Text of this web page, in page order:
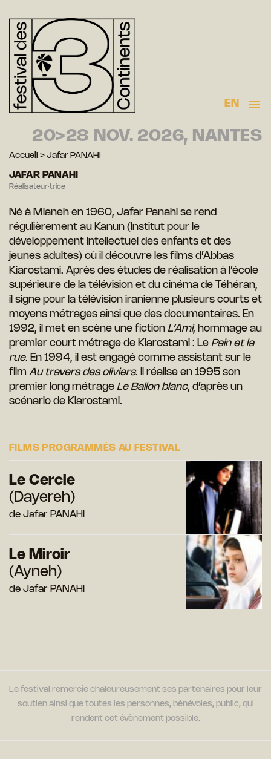
EN
20>28 NOV. 2026, NANTES
Accueil > Jafar PANAHI
JAFAR PANAHI
Réalisateur·trice
Né à Mianeh en 1960, Jafar Panahi se rend
régulièrement au Kanun (Institut pour le
développement intellectuel des enfants et des
jeunes adultes) où il découvre les films d’Abbas
Kiarostami. Après des études de réalisation à l’école
supérieure de la télévision et du cinéma de Téhéran,
il signe pour la télévision iranienne plusieurs courts et
moyens métrages ainsi que des documentaires. En
1992, il met en scène une fiction L’Ami, hommage au
premier court métrage de Kiarostami : Le Pain et la
rue. En 1994, il est engagé comme assistant sur le
film Au travers des oliviers. Il réalise en 1995 son
premier long métrage Le Ballon blanc, d’après un
scénario de Kiarostami.
FILMS PROGRAMMÉS AU FESTIVAL
Le Cercle
(Dayereh)
de Jafar PANAHI
Le Miroir
(Ayneh)
de Jafar PANAHI
Le festival remercie chaleureusement ses partenaires pour leur
soutien ainsi que toutes les personnes, bénévoles, public, qui
rendent cet évènement possible.